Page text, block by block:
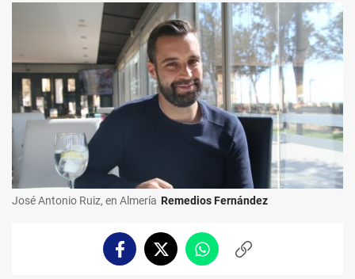
José Antonio Ruiz, en Almería Remedios Fernández
FacebookTwitterWhatsappCopiar